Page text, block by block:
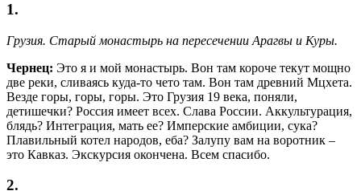
1.
Грузия. Старый монастырь на пересечении Арагвы и Куры.
Чернец: Это я и мой монастырь. Вон там короче текут мощно
две реки, сливаясь куда-то чето там. Вон там древний Мцхета.
Везде горы, горы, горы. Это Грузия 19 века, поняли,
детишечки? Россия имеет всех. Слава России. Аккультурация,
блядь? Интеграция, мать ее? Имперские амбиции, сука?
Плавильный котел народов, еба? Залупу вам на воротник –
это Кавказ. Экскурсия окончена. Всем спасибо.
2.